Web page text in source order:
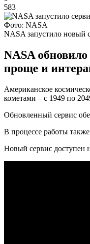
583
Фото: NASA
NASA запустило новый
NASA
проще и
Американское
кометами – с 1949 по
Обновленный сервис
В процессе работы
Новый сервис доступен